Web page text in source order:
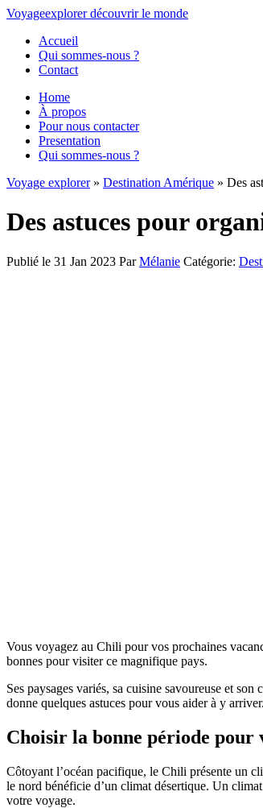
Voyageexplorer découvrirle monde
Accueil
Qui sommes-nous ?
Contact
Home
À propos
Pour nous contacter
Presentation
Qui sommes-nous ?
Voyage explorer» Destination Amérique » Des
Des astuces pour
Publié le 31 Jan 2023 ParMélanie Catégorie:
Vous voyagez au Chili pour vos prochaines
bonnes pour visiter ce magnifique pays.
Ses paysages variés, sa cuisine savoureuse et
donne quelques astuces pour vous aider à y arriver.
Choisir la bonne période pour
Côtoyant l’océan pacifique, le Chili présente un
le nord bénéficie d’un climat désertique. Un
votre voyage.